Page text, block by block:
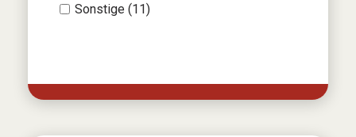
Sonstige (11)